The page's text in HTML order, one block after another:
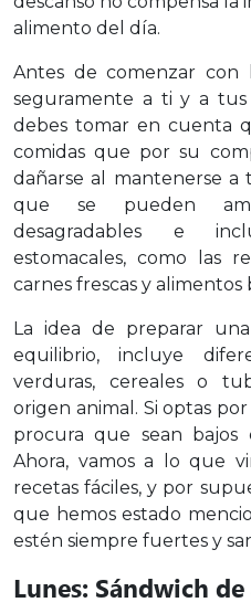
alimento del día.
Antes de comenzar con
seguramente a ti y a tus
debes tomar en cuenta
comidas que por su
dañarse al mantenerse a
que se pueden
desagradables e
estomacales, como las
carnes frescas y alimentos
La idea de preparar
equilibrio, incluye
verduras, cereales o
origen animal. Si optas
procura que sean bajos
Ahora, vamos a lo que
recetas fáciles, y por
que hemos estado
estén siempre fuertes y
Lunes: Sándwich